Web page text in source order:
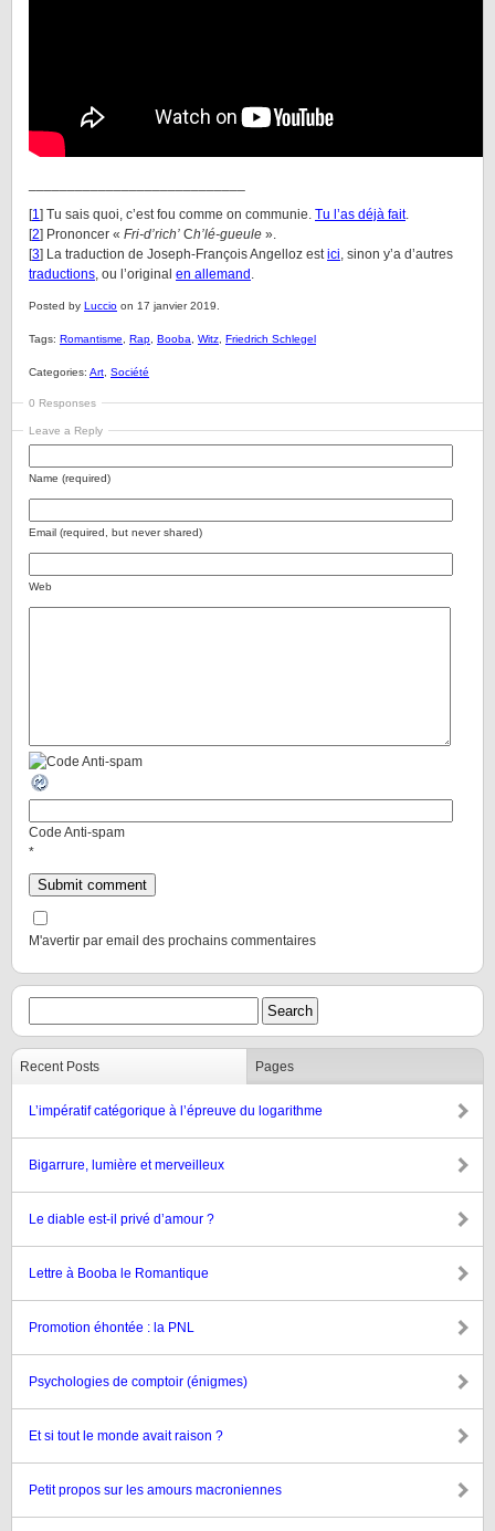
[1] Tu sais quoi, c’est fou comme on communie. Tu l’as déjà fait.
[2] Prononcer « Fri-d’rich’ Ch’lé-gueule ».
[3] La traduction de Joseph-François Angelloz estici, sinon y’a d’autres
traductions, ou l’original en allemand .
Posted by Luccio on 17 janvier 2019.
Tags: Romantisme Rap Booba Witz Friedrich Schlegel
Categories: Art Société
0 Responses
Leave a Reply
Name (required)
Email (required, but never shared)
Web
Code Anti-spam
*
M'avertir par email des prochains commentaires
Recent Posts Pages
L’impératif catégorique à l’épreuve du logarithme
Bigarrure, lumière et merveilleux
Le diable est-il privé d’amour ?
Lettre à Booba le Romantique
Promotion éhontée : la PNL
Psychologies de comptoir (énigmes)
Et si tout le monde avait raison ?
Petit propos sur les amours macroniennes